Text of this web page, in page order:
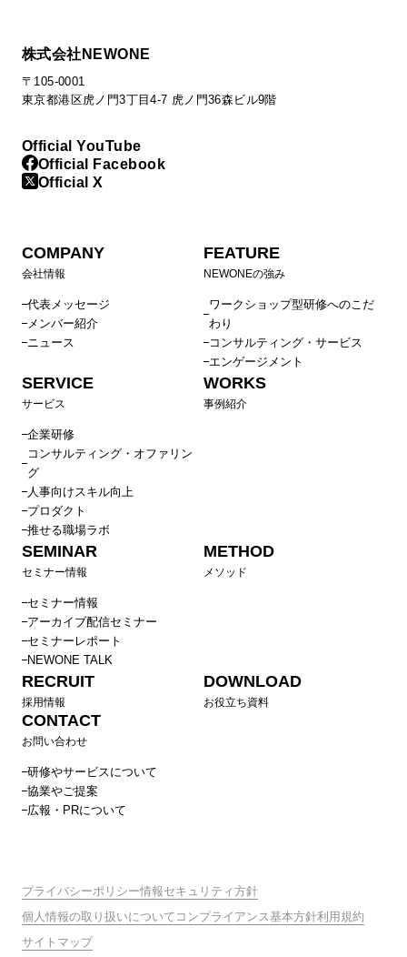
株式会社NEWONE
〒105-0001
東京都港区虎ノ門3丁目4-7 虎ノ門36森ビル9階
Official YouTube
Official Facebook
Official X
COMPANY
会社情報
代表メッセージ
メンバー紹介
ニュース
FEATURE
NEWONEの強み
ワークショップ型研修へのこだ
わり
コンサルティング・サービス
エンゲージメント
SERVICE
サービス
企業研修
コンサルティング・オファリン
グ
人事向けスキル向上
プロダクト
推せる職場ラボ
WORKS
事例紹介
SEMINAR
セミナー情報
セミナー情報
アーカイブ配信セミナー
セミナーレポート
NEWONE TALK
METHOD
メソッド
RECRUIT
採用情報
DOWNLOAD
お役立ち資料
CONTACT
お問い合わせ
研修やサービスについて
協業やご提案
広報・PRについて
プライバシーポリシー情報セキュリティ方針
個人情報の取り扱いについて コンプライアンス基本方針利用規約
サイトマップ